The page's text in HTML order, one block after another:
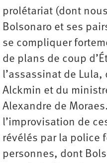
prolétariat (dont
Bolsonaro et ses
se compliquer
de plans de coup
l’assassinat de
Alckmin et du
Alexandre de
l’improvisation de
révélés par la police
personnes, dont